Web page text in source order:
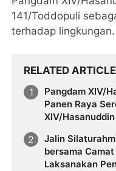
141/Toddopuli
terhadap lingkungan.
RELATED ARTICLE
Pangdam XIV/
Panen Raya
XIV/Hasanuddin
Jalin
bersama
Laksanakan